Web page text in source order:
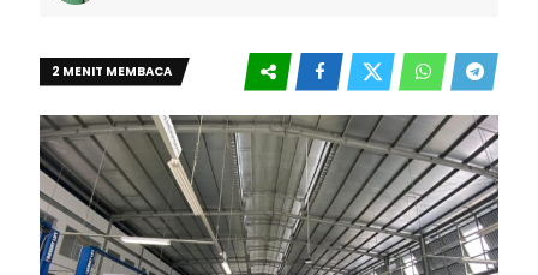
2 MENIT MEMBACA